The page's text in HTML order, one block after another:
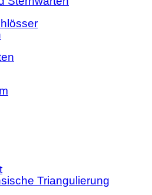
Triangulierung